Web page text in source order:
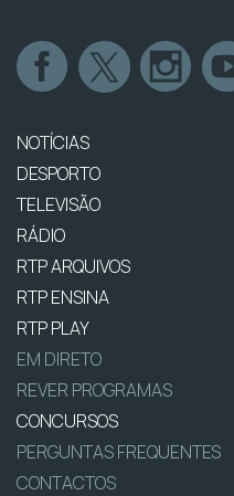
NOTÍCIAS
DESPORTO
TELEVISÃO
RÁDIO
RTP ARQUIVOS
RTP ENSINA
RTP PLAY
EM DIRETO
REVER PROGRAMAS
CONCURSOS
PERGUNTAS FREQUENTES
CONTACTOS